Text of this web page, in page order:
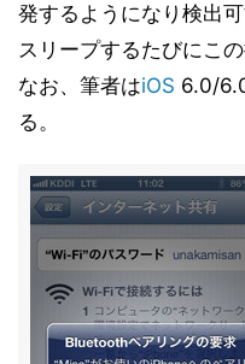
発するようになり検出
スリープするたびにこ
なお、筆者はiOS 6.0/
る。